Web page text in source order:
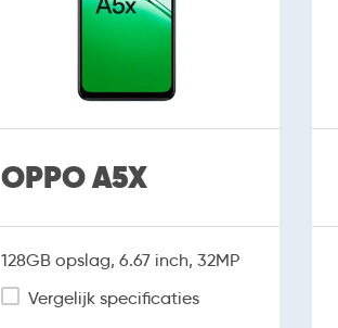
OPPO A5X
128GB opslag, 6.67 inch, 32MP
Vergelijk specificaties